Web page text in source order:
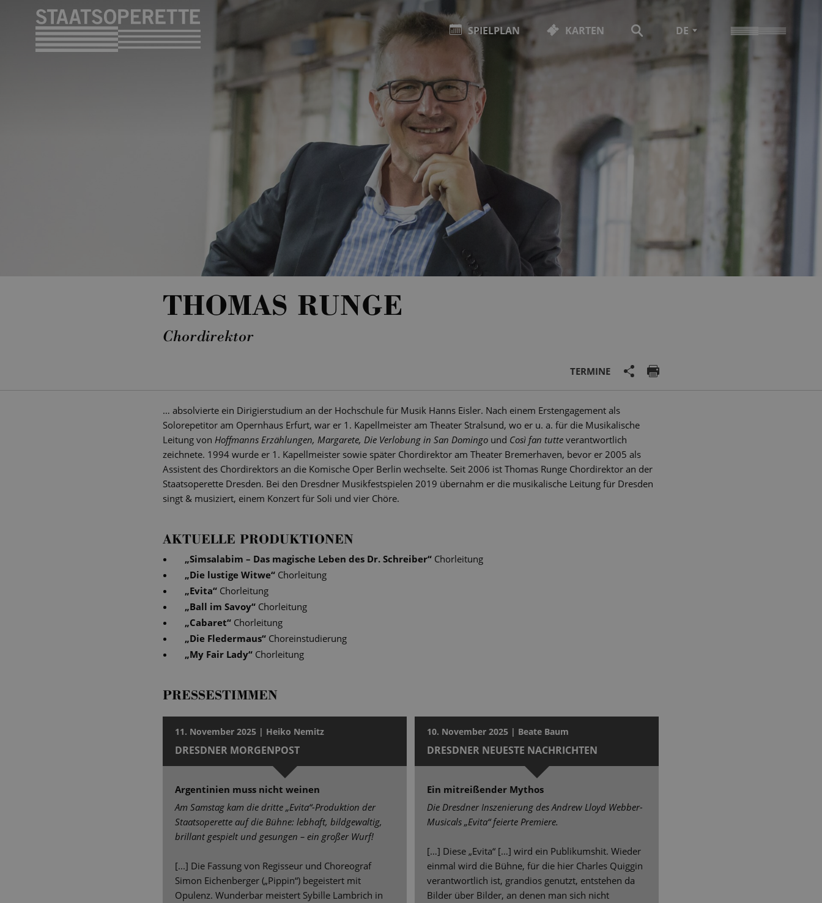
SPIELPLAN KARTEN DE
THOMAS RUNGE
Chordirektor
TERMINE
… absolvierte ein Dirigierstudium an der Hochschule für Musik Hanns Eisler. Nach einem Erstengagement als
Solorepetitor am Opernhaus Erfurt, war er 1. Kapellmeister am Theater Stralsund, wo er u. a. für die Musikalische
Leitung von Hoffmanns Erzählungen, Margarete, Die Verlobung in San Domingo und Così fan tutte verantwortlich
zeichnete. 1994 wurde er 1. Kapellmeister sowie später Chordirektor am Theater Bremerhaven, bevor er 2005 als
Assistent des Chordirektors an die Komische Oper Berlin wechselte. Seit 2006 ist Thomas Runge Chordirektor an der
Staatsoperette Dresden. Bei den Dresdner Musikfestspielen 2019 übernahm er die musikalische Leitung für Dresden
singt & musiziert, einem Konzert für Soli und vier Chöre.
AKTUELLE PRODUKTIONEN
„Simsalabim – Das magische Leben des Dr. Schreiber“ Chorleitung
„Die lustige Witwe“ Chorleitung
„Evita“ Chorleitung
„Ball im Savoy“ Chorleitung
„Cabaret“ Chorleitung
„Die Fledermaus“ Choreinstudierung
„My Fair Lady“ Chorleitung
PRESSESTIMMEN
11. November 2025 | Heiko Nemitz
DRESDNER MORGENPOST
Argentinien muss nicht weinen
Am Samstag kam die dritte „Evita“-Produktion der
Staatsoperette auf die Bühne: lebhaft, bildgewaltig,
brillant gespielt und gesungen – ein großer Wurf!
[...] Die Fassung von Regisseur und Choreograf
Simon Eichenberger („Pippin“) begeistert mit
Opulenz. Wunderbar meistert Sybille Lambrich in
10. November 2025 | Beate Baum
DRESDNER NEUESTE NACHRICHTEN
Ein mitreißender Mythos
Die Dresdner Inszenierung des Andrew Lloyd Webber-
Musicals „Evita“ feierte Premiere.
[…] Diese „Evita“ […] wird ein Publikumshit. Wieder
einmal wird die Bühne, für die hier Charles Quiggin
verantwortlich ist, grandios genutzt, entstehen da
Bilder über Bilder, an denen man sich nicht